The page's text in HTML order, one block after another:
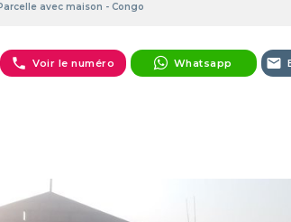
avec maison - Congo
phone Voir le numéro Whatsapp email